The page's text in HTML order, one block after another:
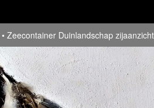
Zeecontainer Duinlandschap zijaanzicht